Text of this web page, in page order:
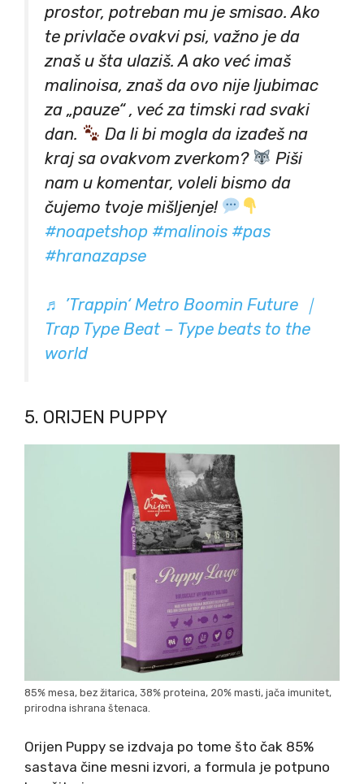
prostor, potreban mu je smisao. Ako
te privlače ovakvi psi, važno je da
znaš u šta ulaziš. A ako već imaš
malinoisa, znaš da ovo nije ljubimac
za „pauze“ , već za timski rad svaki
dan.
Da li bi mogla da izađeš na
kraj sa ovakvom zverkom?
Piši
nam u komentar, voleli bismo da
čujemo tvoje mišljenje!
#noapetshop #malinois #pas
#hranazapse
♬ ’Trappin‘ Metro Boomin Future ｜
Trap Type Beat – Type beats to the
world
5. ORIJEN PUPPY
85% mesa, bez žitarica, 38% proteina, 20% masti, jača imunitet,
prirodna ishrana štenaca.
Orijen Puppy se izdvaja po tome što čak 85%
sastava čine mesni izvori, a formula je potpuno